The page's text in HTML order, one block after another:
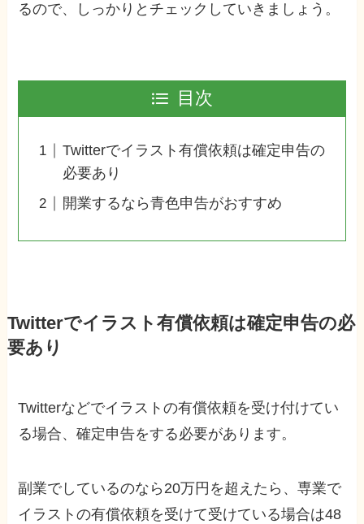
るので、しっかりとチェックしていきましょう。
目次
Twitterでイラスト有償依頼は確定申告の
必要あり
開業するなら青色申告がおすすめ
Twitterでイラスト有償依頼は確定申告の必
要あり
Twitterなどでイラストの有償依頼を受け付けてい
る場合、確定申告をする必要があります。
副業でしているのなら20万円を超えたら、専業で
イラストの有償依頼を受けて受けている場合は48